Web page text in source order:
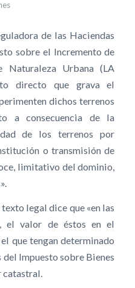
de las Haciendas
sobre el Incremento de
Naturaleza Urbana (LA
directo que grava el
dichos terrenos
a consecuencia de la
de los terrenos por
o transmisión de
limitativo del dominio,
legal dice que «en las
el valor de éstos en el
que tengan determinado
Impuesto sobre Bienes
catastral.